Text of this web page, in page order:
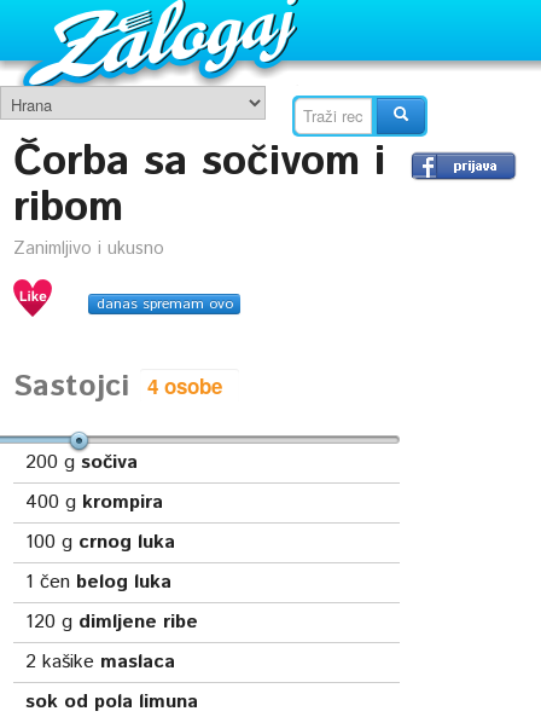
Čorba sa sočivom i
ribom
Zanimljivo i ukusno
danas spremam ovo
Sastojci
200 gsočiva
400 g krompira
100 g crnog luka
1 čen belog luka
120 g dimljene ribe
2 kašike maslaca
sok od pola limuna